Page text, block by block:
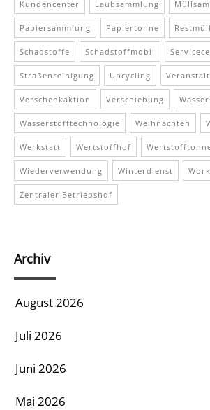
Kundencenter Laubsammlung
Papiersammlung Papiertonne
Schadstoffe Schadstoffmobil
Straßenreinigung Upcycling
Verschenkaktion Verschiebung
Wasserstofftechnologie Weihnachten
Werkstatt Wertstoffhof
Wiederverwendung Winterdienst
Zentraler Betriebshof
Archiv
August 2026
Juli 2026
Juni 2026
Mai 2026